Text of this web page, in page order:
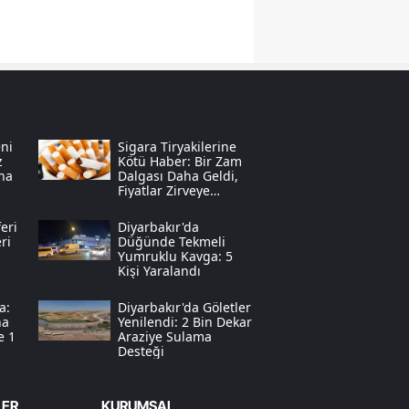
Siirt
Sivas
Tekirdağ
Tokat
Trabzon
Şanlıurfa
Van
Sigara Tiryakilerine
Kötü Haber: Bir Zam
Dalgası Daha Geldi,
Fiyatlar Zirveye
Diyarbakır'da
Düğünde Tekmeli
Yumruklu Kavga: 5
Kişi Yaralandı
1
Diyarbakır'da Göletler
Yenilendi: 2 Bin Dekar
Araziye Sulama
Desteği